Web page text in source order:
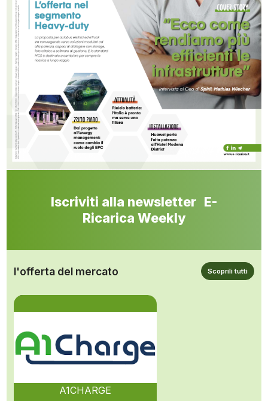
Iscriviti alla newsletter E-
Ricarica Weekly
l'offerta del mercato Scoprili tutti
A1CHARGE